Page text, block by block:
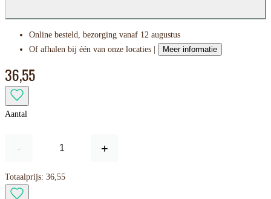
Online besteld, bezorging vanaf 12 augustus
Of afhalen bij één van onze locaties |
Meer informatie
36,55
Aantal
- +
Totaalprijs: 36,55